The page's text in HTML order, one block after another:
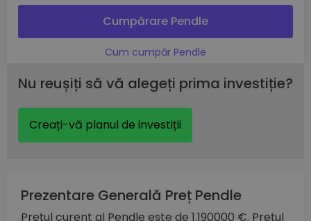
Cumpărare Pendle
Cum cumpăr Pendle
Nu reușiți să vă alegeți prima investiție?
Creați-vă planul de investiții
Prezentare Generală Preț Pendle
Prețul curent al Pendle este de 1.190000 €. Prețul